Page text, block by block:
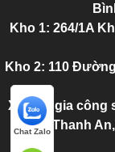
Kho 1: 264/1A
Kho 2: 110 Đường
Xưởng gia công
Thanh
Chat Zalo